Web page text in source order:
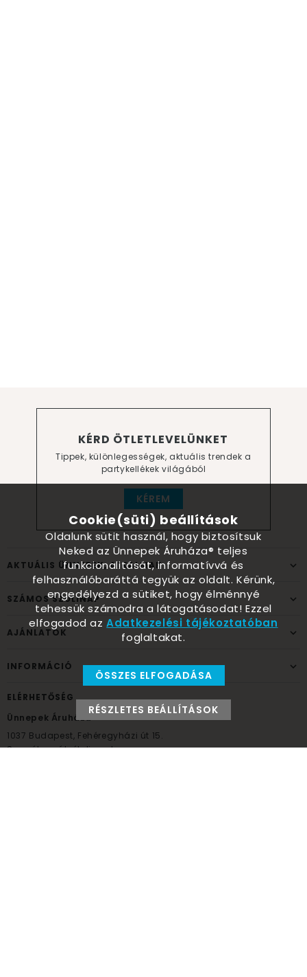
KÉRD ÖTLETLEVELÜNKET
Tippek, különlegességek, aktuális trendek a
partykellékek világából
KÉREM
AKTUÁLIS ÜNNEPEK, ALKALMAK
SZÁMOS SZÜLINAP
AJÁNLATOK
INFORMÁCIÓ
ELÉRHETŐSÉG
Ünnepek Áruháza
1037 Budapest, Fehéregyházi út 15.
Személyes átvételi pont
Cookie(süti) beállítások
Oldalunk sütit használ, hogy biztosítsuk
Neked az Ünnepek Áruháza® teljes
funkcionalitását, informatívvá és
felhasználóbaráttá tegyük az oldalt. Kérünk,
engedélyezd a sütiket, hogy élménnyé
tehessük számodra a látogatásodat! Ezzel
elfogadod azAdatkezelési tájékoztatóban
foglaltakat.
ÖSSZES ELFOGADÁSA
RÉSZLETES BEÁLLÍTÁSOK